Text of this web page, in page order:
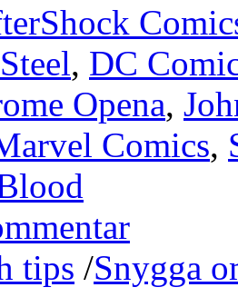
, DC
Opena,
Comics,
tips /Snygga